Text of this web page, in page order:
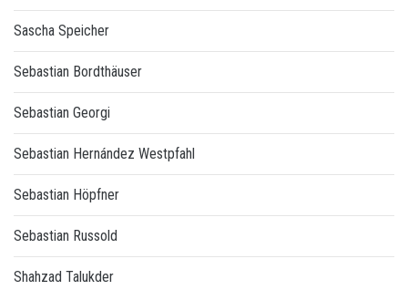
Sascha Speicher
Sebastian Bordthäuser
Sebastian Georgi
Sebastian Hernández Westpfahl
Sebastian Höpfner
Sebastian Russold
Shahzad Talukder